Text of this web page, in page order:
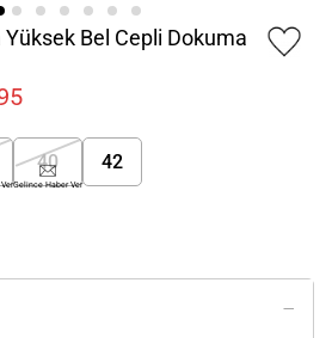
Bel Cepli Dokuma
40
Gelince Haber Ver
42